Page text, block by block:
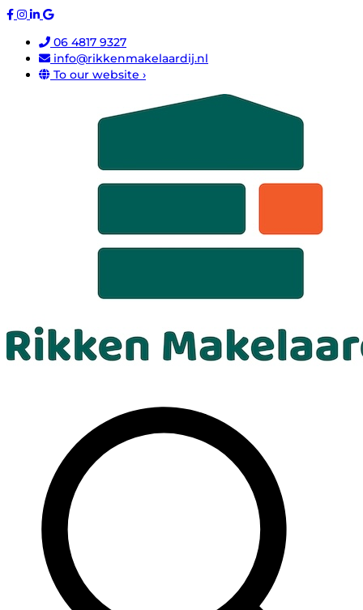
06 4817 9327
info@rikkenmakelaardij.nl
To our website ›